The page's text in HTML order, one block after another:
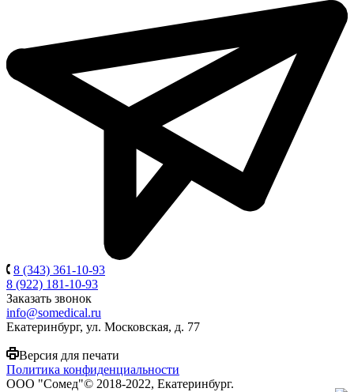
8 (343) 361-10-93
8 (922) 181-10-93
Заказать звонок
info@somedical.ru
Екатеринбург, ул. Московская, д. 77
Версия для печати
Политика конфиденциальности
ООО "Сомед"© 2018-2022, Екатеринбург.